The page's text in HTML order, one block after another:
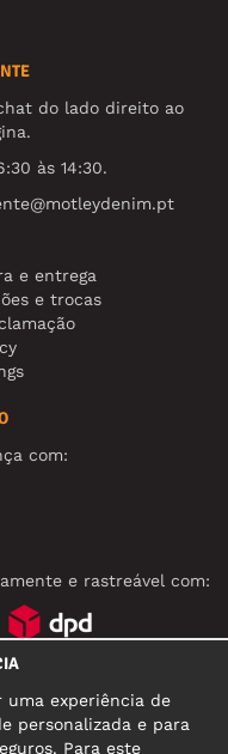
do lado direito ao
às 14:30.
e entrega
e trocas
com:
e rastreável com:
uma experiência de
personalizada e para
Para este